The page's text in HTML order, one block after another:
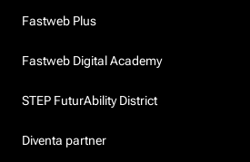
Fastweb Plus
Fastweb Digital Academy
STEP FuturAbility District
Diventa partner